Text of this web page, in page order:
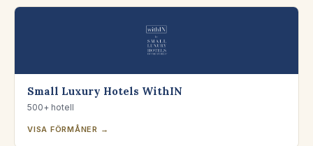
Small Luxury Hotels WithIN
500+ hotell
VISA FÖRMÅNER →